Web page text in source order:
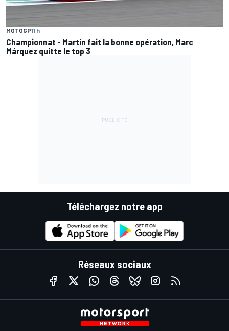
MOTOGP11 h
Championnat - Martín fait la bonne opération, Marc
Márquez quitte le top 3
Téléchargez notre app
Réseaux sociaux